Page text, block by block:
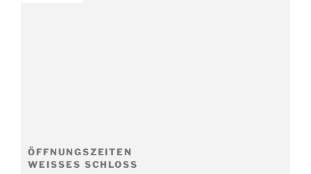
ÖFFNUNGSZEITEN
WEISSES SCHLOSS